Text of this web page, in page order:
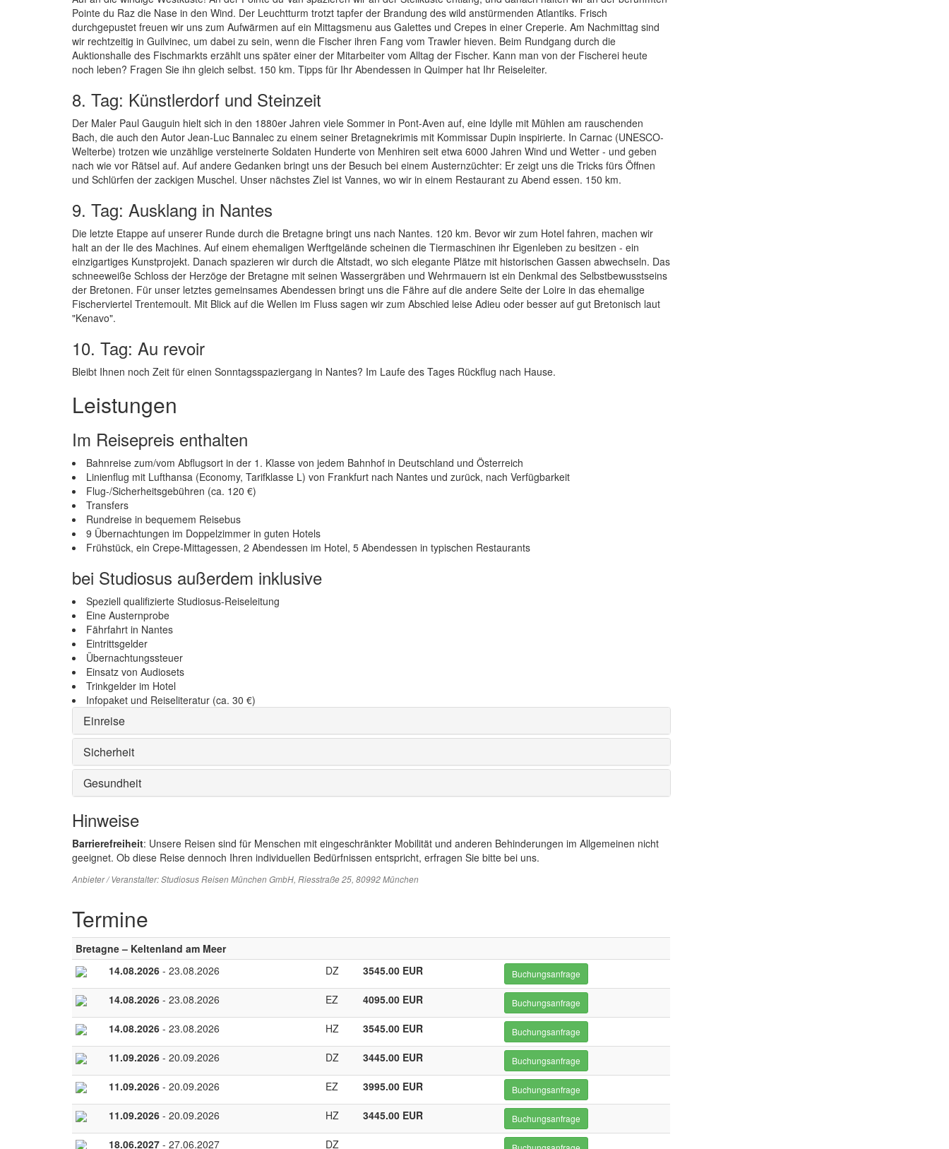
Pointe du Raz die Nase in den Wind. Der Leuchtturm trotzt tapfer der Brandung des wild anstürmenden Atlantiks. Frisch
durchgepustet freuen wir uns zum Aufwärmen auf ein Mittagsmenu aus Galettes und Crepes in einer Creperie. Am Nachmittag sind
wir rechtzeitig in Guilvinec, um dabei zu sein, wenn die Fischer ihren Fang vom Trawler hieven. Beim Rundgang durch die
Auktionshalle des Fischmarkts erzählt uns später einer der Mitarbeiter vom Alltag der Fischer. Kann man von der Fischerei heute
noch leben? Fragen Sie ihn gleich selbst. 150 km. Tipps für Ihr Abendessen in Quimper hat Ihr Reiseleiter.
8. Tag: Künstlerdorf und Steinzeit
Der Maler Paul Gauguin hielt sich in den 1880er Jahren viele Sommer in Pont-Aven auf, eine Idylle mit Mühlen am rauschenden
Bach, die auch den Autor Jean-Luc Bannalec zu einem seiner Bretagnekrimis mit Kommissar Dupin inspirierte. In Carnac (UNESCO-
Welterbe) trotzen wie unzählige versteinerte Soldaten Hunderte von Menhiren seit etwa 6000 Jahren Wind und Wetter - und geben
nach wie vor Rätsel auf. Auf andere Gedanken bringt uns der Besuch bei einem Austernzüchter: Er zeigt uns die Tricks fürs Öffnen
und Schlürfen der zackigen Muschel. Unser nächstes Ziel ist Vannes, wo wir in einem Restaurant zu Abend essen. 150 km.
9. Tag: Ausklang in Nantes
Die letzte Etappe auf unserer Runde durch die Bretagne bringt uns nach Nantes. 120 km. Bevor wir zum Hotel fahren, machen wir
halt an der Ile des Machines. Auf einem ehemaligen Werftgelände scheinen die Tiermaschinen ihr Eigenleben zu besitzen - ein
einzigartiges Kunstprojekt. Danach spazieren wir durch die Altstadt, wo sich elegante Plätze mit historischen Gassen abwechseln. Das
schneeweiße Schloss der Herzöge der Bretagne mit seinen Wassergräben und Wehrmauern ist ein Denkmal des Selbstbewusstseins
der Bretonen. Für unser letztes gemeinsames Abendessen bringt uns die Fähre auf die andere Seite der Loire in das ehemalige
Fischerviertel Trentemoult. Mit Blick auf die Wellen im Fluss sagen wir zum Abschied leise Adieu oder besser auf gut Bretonisch laut
"Kenavo".
10. Tag: Au revoir
Bleibt Ihnen noch Zeit für einen Sonntagsspaziergang in Nantes? Im Laufe des Tages Rückflug nach Hause.
Leistungen
Im Reisepreis enthalten
Bahnreise zum/vom Abflugsort in der 1. Klasse von jedem Bahnhof in Deutschland und Österreich
Linienflug mit Lufthansa (Economy, Tarifklasse L) von Frankfurt nach Nantes und zurück, nach Verfügbarkeit
Flug-/Sicherheitsgebühren (ca. 120 €)
Transfers
Rundreise in bequemem Reisebus
9 Übernachtungen im Doppelzimmer in guten Hotels
Frühstück, ein Crepe-Mittagessen, 2 Abendessen im Hotel, 5 Abendessen in typischen Restaurants
bei Studiosus außerdem inklusive
Speziell qualifizierte Studiosus-Reiseleitung
Eine Austernprobe
Fährfahrt in Nantes
Eintrittsgelder
Übernachtungssteuer
Einsatz von Audiosets
Trinkgelder im Hotel
Infopaket und Reiseliteratur (ca. 30 €)
Einreise
Sicherheit
Gesundheit
Hinweise
Barrierefreiheit: Unsere Reisen sind für Menschen mit eingeschränkter Mobilität und anderen Behinderungen im Allgemeinen nicht
geeignet. Ob diese Reise dennoch Ihren individuellen Bedürfnissen entspricht, erfragen Sie bitte bei uns.
Anbieter / Veranstalter:Studiosus Reisen München GmbH, Riesstraße 25, 80992 München
Termine
Bretagne – Keltenland am Meer
14.08.2026 - 23.08.2026 DZ 3545.00 EUR Buchungsanfrage
14.08.2026 - 23.08.2026 EZ 4095.00 EUR Buchungsanfrage
14.08.2026 - 23.08.2026 HZ 3545.00 EUR Buchungsanfrage
11.09.2026 - 20.09.2026 DZ 3445.00 EUR Buchungsanfrage
11.09.2026 - 20.09.2026 EZ 3995.00 EUR Buchungsanfrage
11.09.2026 - 20.09.2026 HZ 3445.00 EUR Buchungsanfrage
18.06.2027 - 27.06.2027 DZ